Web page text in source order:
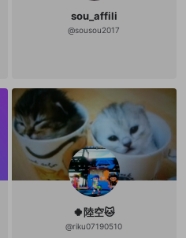
sou_affili
@sousou2017
🍀陸空🐱
@riku07190510